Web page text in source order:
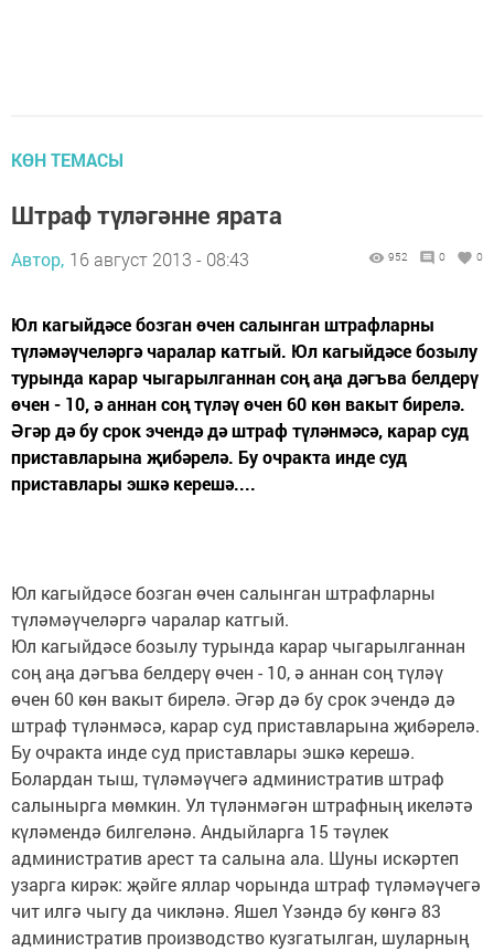
КӨН ТЕМАСЫ
Штраф түләгәнне ярата
Автор, 16 август 2013 - 08:43 952 0 0
Юл кагыйдәсе бозган өчен салынган штрафларны
түләмәүчеләргә чаралар катгый. Юл кагыйдәсе бозылу
турында карар чыгарылганнан соң аңа дәгъва белдерү
өчен - 10, ә аннан соң түләү өчен 60 көн вакыт бирелә.
Әгәр дә бу срок эчендә дә штраф түләнмәсә, карар суд
приставларына җибәрелә. Бу очракта инде суд
приставлары эшкә керешә....
Юл кагыйдәсе бозган өчен салынган штрафларны
түләмәүчеләргә чаралар катгый.
Юл кагыйдәсе бозылу турында карар чыгарылганнан
соң аңа дәгъва белдерү өчен - 10, ә аннан соң түләү
өчен 60 көн вакыт бирелә. Әгәр дә бу срок эчендә дә
штраф түләнмәсә, карар суд приставларына җибәрелә.
Бу очракта инде суд приставлары эшкә керешә.
Болардан тыш, түләмәүчегә административ штраф
салынырга мөмкин. Ул түләнмәгән штрафның икеләтә
күләмендә билгеләнә. Андыйларга 15 тәүлек
административ арест та салына ала. Шуны искәртеп
узарга кирәк: җәйге яллар чорында штраф түләмәүчегә
чит илгә чыгу да чикләнә. Яшел Үзәндә бу көнгә 83
административ производство кузгатылган, шуларның